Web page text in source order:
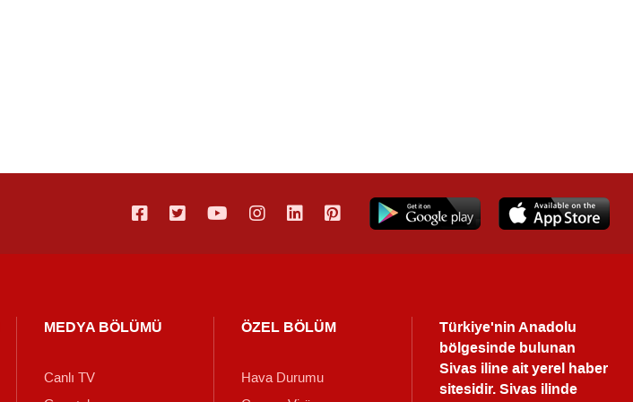
MEDYA BÖLÜMÜ
Canlı TV
ÖZEL BÖLÜM
Hava Durumu
Türkiye'nin Anadolu
bölgesinde bulunan
Sivas iline ait yerel haber
sitesidir. Sivas ilinde